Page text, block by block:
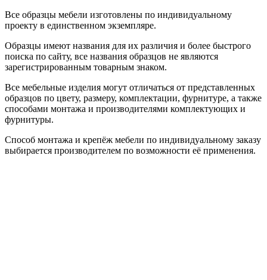
Все образцы мебели изготовлены по индивидуальному
проекту в единственном экземпляре.
Образцы имеют названия для их различия и более быстрого
поиска по сайту, все названия образцов не являются
зарегистрированным товарным знаком.
Все мебельные изделия могут отличаться от представленных
образцов по цвету, размеру, комплектации, фурнитуре, а также
способами монтажа и производителями комплектующих и
фурнитуры.
Способ монтажа и крепёж мебели по индивидуальному заказу
выбирается производителем по возможности её применения.